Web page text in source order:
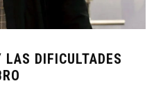
DIFICULTADES